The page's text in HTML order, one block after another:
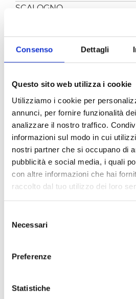
Consenso Dettagli
Questo sito web utilizza i cookie
Utilizziamo i cookie per
annunci, per fornire funzionalità
analizzare il nostro traffico.
informazioni sul modo in cui
nostri partner che si occupano di
pubblicità e social media, i quali
con altre informazioni che hai
raccolto dal tuo utilizzo dei loro
delNecessari
Preferenze
Statistiche
SCALOGNO
300 GR
Tagliamo il tofu a cubetti e
con lo scalogno tritato.
Nel frattempo abbiamo cotto
vapore lasciandoli un
tagliamo a pezzettini e li
padella con il tofu e
Insaporiamo con paprika,
Versiamo il pomodoro a
portiamo a cottura fino a che